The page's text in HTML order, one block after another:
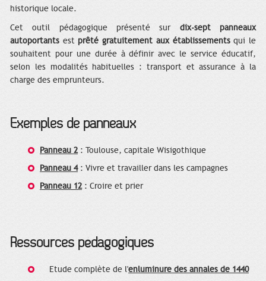
historique locale.
Cet outil pédagogique présenté sur dix-sept panneaux
autoportants estprêté gratuitement aux établissementsqui le
souhaitent pour une durée à définir avec le service éducatif,
selon les modalités habituelles : transport et assurance à la
charge des emprunteurs.
Exemples de panneaux
Panneau 2: Toulouse, capitale Wisigothique
Panneau 4: Vivre et travailler dans les campagnes
Panneau 12: Croire et prier
Ressources pédagogiques
Etude complète de l'enluminure des annales de 1440